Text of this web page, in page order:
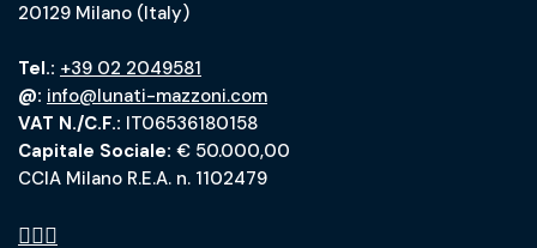
20129 Milano (Italy)
Tel.: +39 02 2049581
@: info@lunati-mazzoni.com
VAT N./C.F.: IT06536180158
Capitale Sociale: € 50.000,00
CCIA Milano R.E.A. n. 1102479